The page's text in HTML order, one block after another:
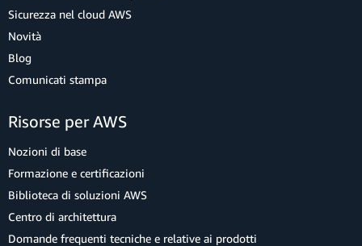
Sicurezza nel cloud AWS
Novità
Blog
Comunicati stampa
Risorse per AWS
Nozioni di base
Formazione e certificazioni
Biblioteca di soluzioni AWS
Centro di architettura
Domande frequenti tecniche e relative ai prodotti